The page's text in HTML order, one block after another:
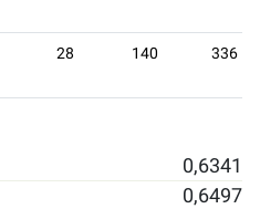
28 140 336
0,6341
0,6497